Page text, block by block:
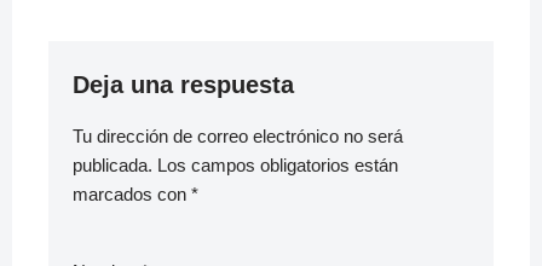
Deja una respuesta
Tu dirección de correo electrónico no será
publicada. Los campos obligatorios están
marcados con *